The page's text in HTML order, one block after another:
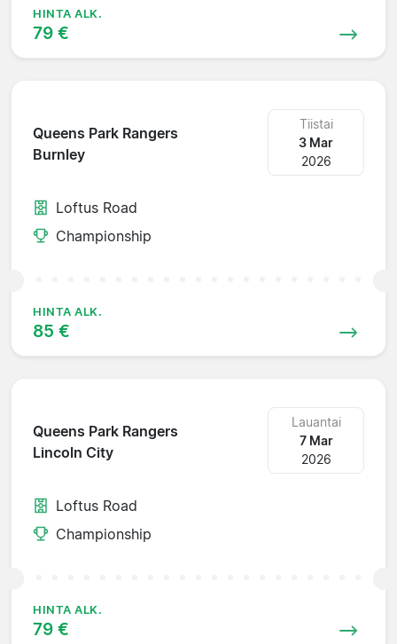
HINTA ALK.
79 €
Queens Park Rangers
Burnley
Tiistai
3 Mar
2026
Loftus Road
Championship
HINTA ALK.
85 €
Queens Park Rangers
Lincoln City
Lauantai
7 Mar
2026
Loftus Road
Championship
HINTA ALK.
79 €